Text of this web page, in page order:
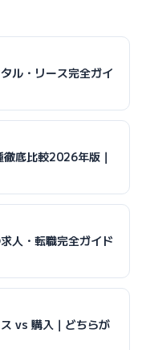
ル・リース完全ガイ
底比較2026年版｜
人・転職完全ガイド
vs 購入｜どちらが